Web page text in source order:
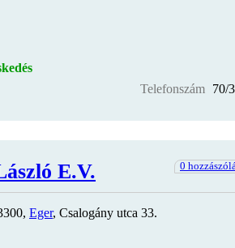
Telefonszám 70/
E.V. 0
Eger, Csalogány utca 33.